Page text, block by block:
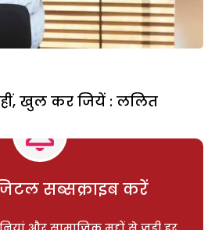
खुल कर जियें : ललित
सब्सक्राइब करें